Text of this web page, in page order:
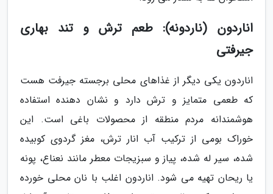
اناردون (ناردونه): طعم ترش و تند بهاری
جیرفتی
اناردون یکی دیگر از غذاهای محلی برجسته جیرفت هست
که طعمی متمایز و ترش دارد و نشان دهنده استفاده
هوشمندانه مردم منطقه از محصولات باغی است. این
خوراک بومی از ترکیب آب انار ترش، مغز گردوی کوبیده
شده، سیر له شده، پیاز و سبزیجات معطر مانند نعناع، پونه
یا ریحان تهیه می شود. اناردون اغلب با نان محلی خورده